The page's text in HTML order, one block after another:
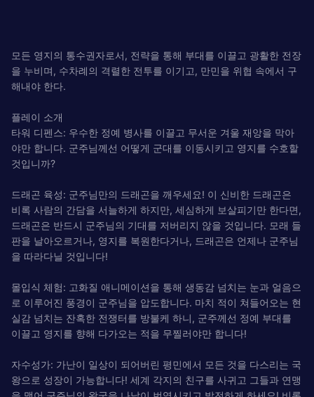
모든 영지의 통수권자로서, 전략을 통해 부대를 이끌고 광활한 전장
을 누비며, 수차례의 격렬한 전투를 이기고, 만민을 위협 속에서 구
해내야 한다.
플레이 소개
타워 디펜스: 우수한 정예 병사를 이끌고 무서운 겨울 재앙을 막아
야만 합니다. 군주님께선 어떻게 군대를 이동시키고 영지를 수호할
것입니까?
드래곤 육성: 군주님만의 드래곤을 깨우세요! 이 신비한 드래곤은
비록 사람의 간담을 서늘하게 하지만, 세심하게 보살피기만 한다면,
드래곤은 반드시 군주님의 기대를 저버리지 않을 것입니다. 모래 들
판을 날아오르거나, 영지를 복원한다거나, 드래곤은 언제나 군주님
을 따라다닐 것입니다!
몰입식 체험: 고화질 애니메이션을 통해 생동감 넘치는 눈과 얼음으
로 이루어진 풍경이 군주님을 압도합니다. 마치 적이 쳐들어오는 현
실감 넘치는 잔혹한 전쟁터를 방불케 하니, 군주께선 정예 부대를
이끌고 영지를 향해 다가오는 적을 무찔러야만 합니다!
자수성가: 가난이 일상이 되어버린 평민에서 모든 것을 다스리는 국
왕으로 성장이 가능합니다! 세계 각지의 친구를 사귀고 그들과 연맹